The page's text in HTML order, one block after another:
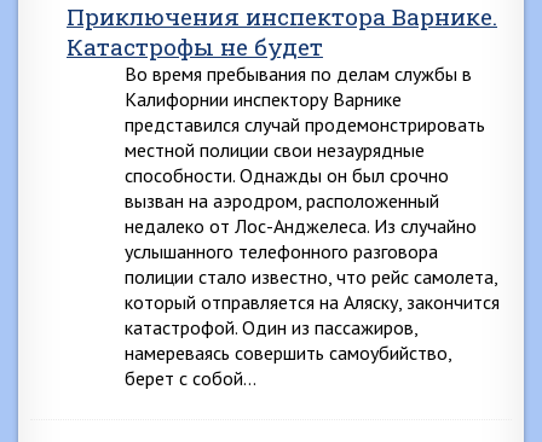
Приключения инспектора Варнике.
Катастрофы не будет
Во время пребывания по делам службы в
Калифорнии инспектору Варнике
представился случай продемонстрировать
местной полиции свои незаурядные
способности. Однажды он был срочно
вызван на аэродром, расположенный
недалеко от Лос-Анджелеса. Из случайно
услышанного телефонного разговора
полиции стало известно, что рейс самолета,
который отправляется на Аляску, закончится
катастрофой. Один из пассажиров,
намереваясь совершить самоубийство,
берет с собой…